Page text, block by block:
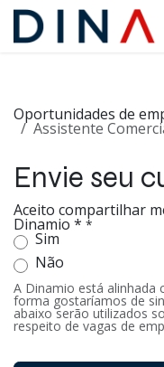
Pular para o conteúdo
Oportunidades de
Assistente
Envie seu
Aceito compartilhar
Dinamio * *
Sim
Não
A Dinamio está alinhada
forma gostaríamos de
abaixo serão utilizados
respeito de vagas de